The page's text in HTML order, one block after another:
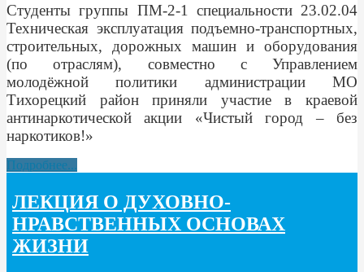
Студенты группы ПМ-2-1 специальности 23.02.04
Техническая эксплуатация подъемно-транспортных,
строительных, дорожных машин и оборудования
(по отраслям), совместно с Управлением
молодёжной политики администрации МО
Тихорецкий район приняли участие в краевой
антинаркотической акции «Чистый город – без
наркотиков!»
Подробнее...
ЛЕКЦИЯ О ДУХОВНО-
НРАВСТВЕННЫХ ОСНОВАХ
ЖИЗНИ